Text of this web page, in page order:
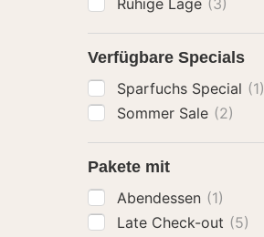
Ruhige Lage (3)
Verfügbare Specials
Sparfuchs Special (1)
Sommer Sale (2)
Pakete mit
Abendessen (1)
Late Check-out (5)